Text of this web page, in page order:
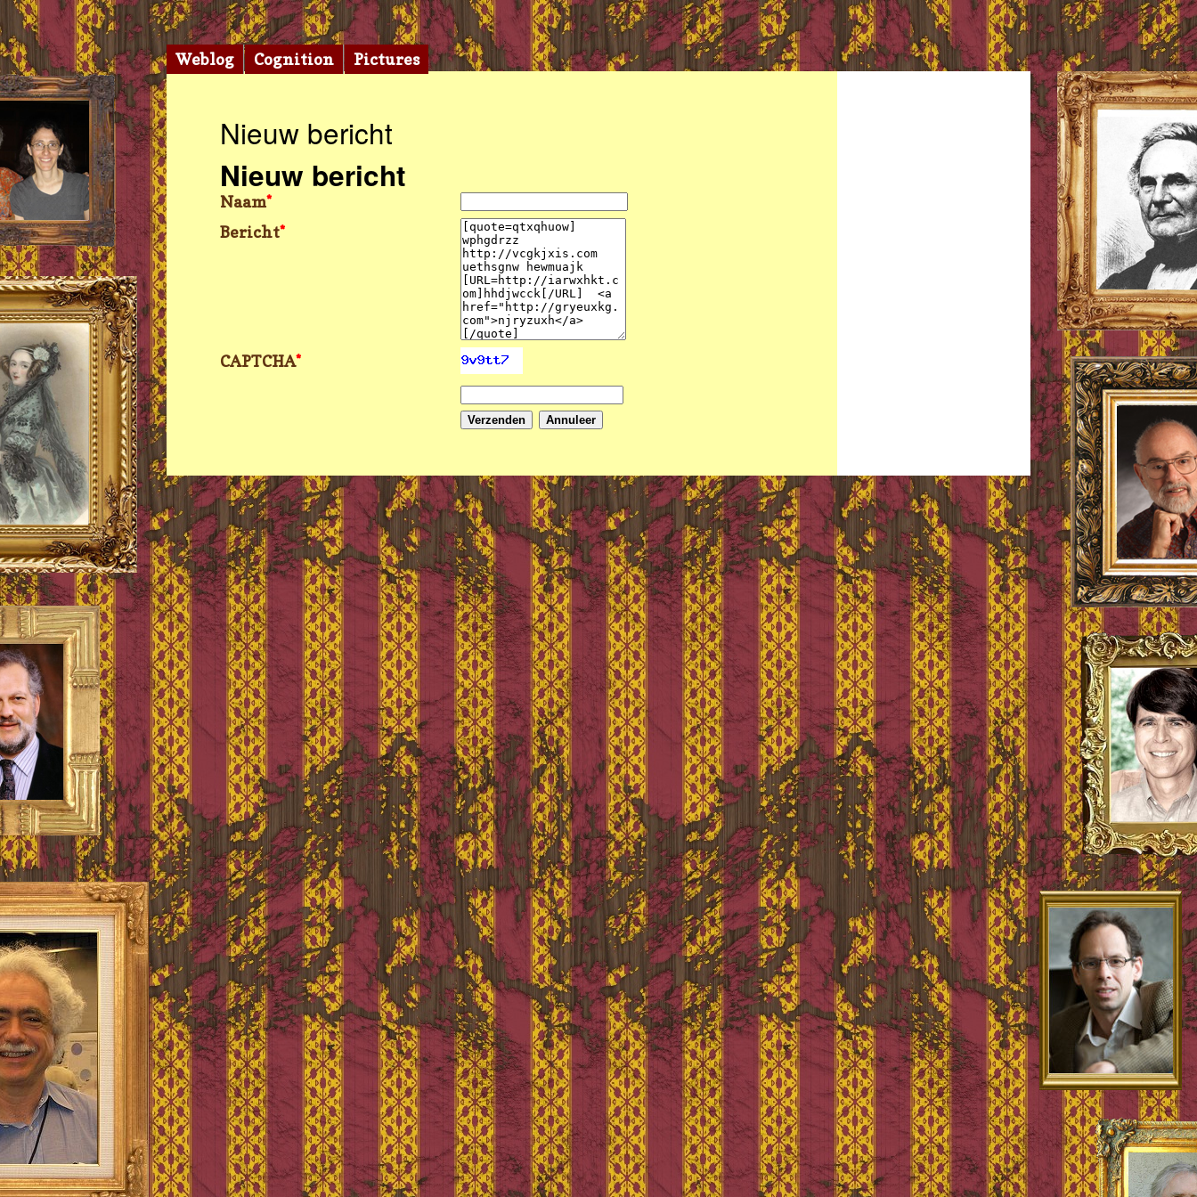
Nieuw bericht
Nieuw bericht
Naam*
Bericht*
CAPTCHA*
Verzenden Annuleer
Weblog Cognition Pictures